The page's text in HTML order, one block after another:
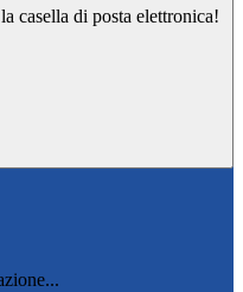
casella di posta elettronica!